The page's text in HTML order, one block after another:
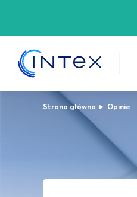
Strona główna ▸ Opinie